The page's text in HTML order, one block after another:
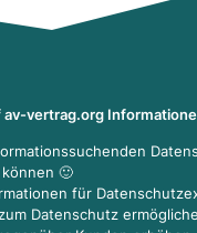
av-vertrag.org
🙂
für
Datenschutz